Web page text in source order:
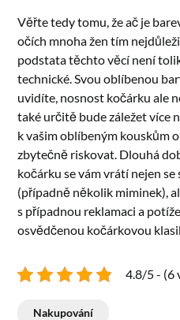
Věřte tedy tomu, že ač je
očích mnoha žen tím
podstata těchto věcí není
technické. Svou oblíbenou
uvidíte, nosnost kočárku ale
také určitě bude záležet více
k vašim oblíbeným kouskům
zbytečně riskovat. Dlouhá
kočárku se vám vrátí nejen
(případně několik miminek),
s případnou reklamaci a
osvědčenou kočárkovou
4.8/5 - (6
Nakupování